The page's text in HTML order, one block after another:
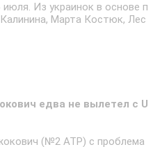
Из украинок в основе п
Марта Костюк, Лес
едва не вылетел с U
(№2 ATP) с проблема